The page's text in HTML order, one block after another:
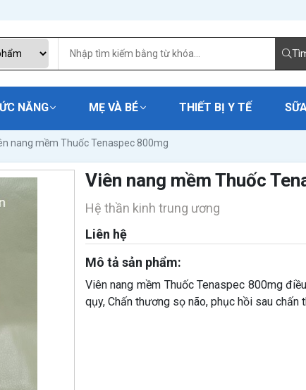
NĂNG MẸ VÀ BÉ THIẾT BỊ Y TẾ
nang mềm Thuốc Tenaspec 800mg
Viên nang mềm Thuốc
Hệ thần kinh trung ương
Liên hệ
Mô tả sản phẩm:
Viên nang mềm Thuốc Tenaspec 800mg
qụy, Chấn thương sọ não, phục hồi sau chấn